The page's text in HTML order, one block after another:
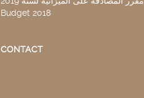
Budget 2018
CONTACT